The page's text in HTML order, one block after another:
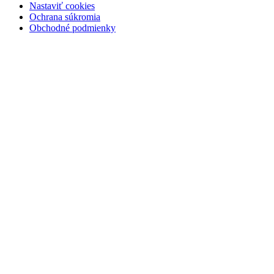
Nastaviť cookies
Ochrana súkromia
Obchodné podmienky